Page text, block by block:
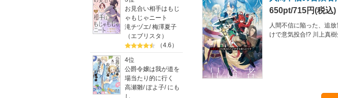
お見合い相手はもじ
ゃもじゃニート
滝チヅエ/梅澤夏子
（エブリスタ）
（4.6）
4位
公爵令嬢は我が道を
場当たり的に行く
高瀬雛/ぽよ子/ にも
し
650pt/715円(税込)
人間不信に陥った、追
けで意気投合!? 川上真